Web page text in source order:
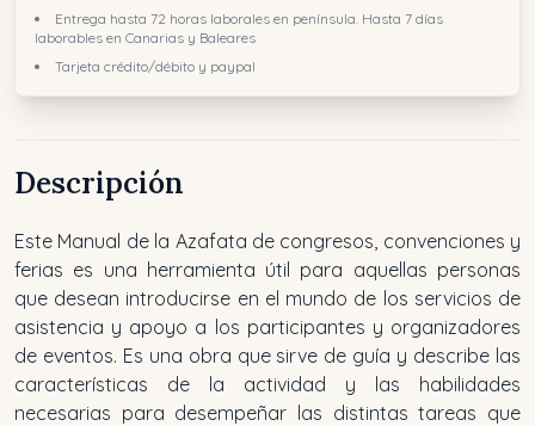
Entrega hasta 72 horas laborales en península. Hasta 7 días
laborables en Canarias y Baleares
Tarjeta crédito/débito y paypal
Descripción
Este Manual de la Azafata de congresos, convenciones y
ferias es una herramienta útil para aquellas personas
que desean introducirse en el mundo de los servicios de
asistencia y apoyo a los participantes y organizadores
de eventos. Es una obra que sirve de guía y describe las
características de la actividad y las habilidades
necesarias para desempeñar las distintas tareas que